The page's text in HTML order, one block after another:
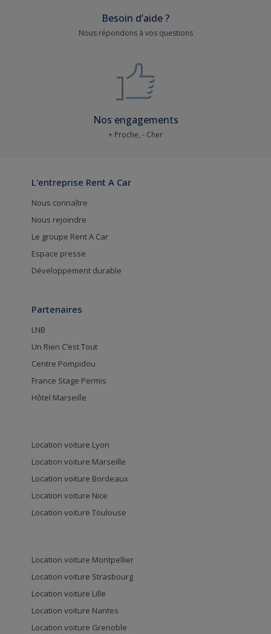
Besoin d’aide ?
Nous répondons à vos questions
Nos engagements
+ Proche, - Cher
L'entreprise Rent A Car
Nous connaître
Nous rejoindre
Le groupe Rent A Car
Espace presse
Développement durable
Partenaires
LNB
Un Rien C’est Tout
Centre Pompidou
France Stage Permis
Hôtel Marseille
Location voiture Lyon
Location voiture Marseille
Location voiture Bordeaux
Location voiture Nice
Location voiture Toulouse
Location voiture Montpellier
Location voiture Strasbourg
Location voiture Lille
Location voiture Nantes
Location voiture Grenoble